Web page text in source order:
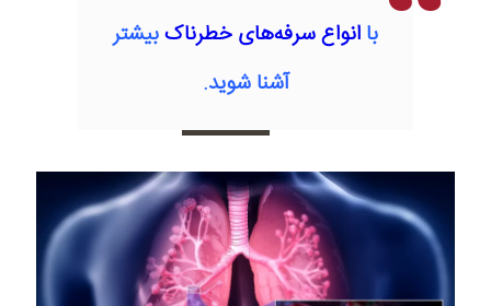
باانواع سرفه‌های خطرناکبیشتر
آشنا شوید.